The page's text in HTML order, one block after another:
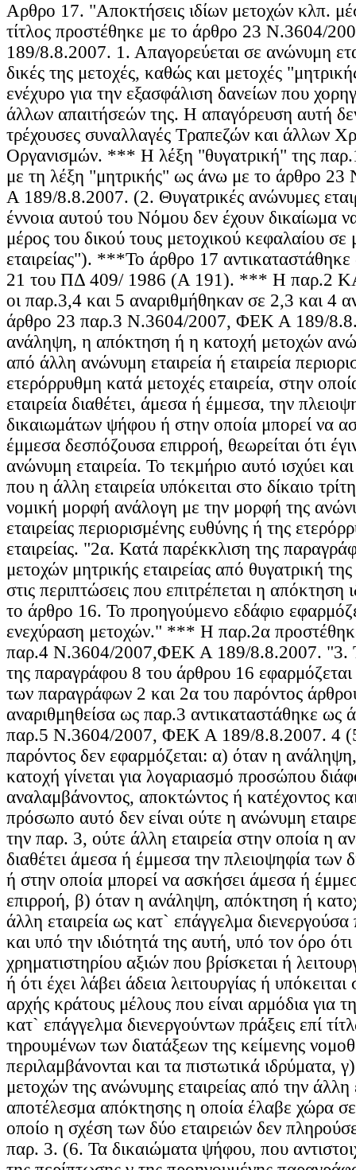
Αρθρο 17. "Αποκτήσεις ιδίων μετοχών κλπ.
τίτλος προστέθηκε με το άρθρο 23 Ν.3604/
189/8.8.2007. 1. Απαγορεύεται σε ανώνυμη
δικές της μετοχές, καθώς και μετοχές
ενέχυρο για την εξασφάλιση δανείων που
άλλων απαιτήσεών της. Η απαγόρευση αυτή δεν
τρέχουσες συναλλαγές Τραπεζών και άλλων
Οργανισμών. *** Η λέξη "θυγατρική" της
με τη λέξη "μητρικής" ως άνω με το άρθρο
Α 189/8.8.2007. (2. Θυγατρικές ανώνυμες
έννοια αυτού του Νόμου δεν έχουν δικαίωμα
μέρος του δικού τους μετοχικού κεφαλαίου σε
εταιρείας"). ***Το άρθρο 17
21 του ΠΔ 409/ 1986 (Α 191). *** Η παρ.2
οι παρ.3,4 και 5 αναριθμήθηκαν σε 2,3 και 4
άρθρο 23 παρ.3 Ν.3604/2007, ΦΕΚ Α 189/
ανάληψη, η απόκτηση ή η κατοχή μετοχών
από άλλη ανώνυμη εταιρεία ή εταιρεία
ετερόρρυθμη κατά μετοχές εταιρεία, στην
εταιρεία διαθέτει, άμεσα ή έμμεσα, την
δικαιωμάτων ψήφου ή στην οποία μπορεί να
έμμεσα δεσπόζουσα επιρροή, θεωρείται ότι
ανώνυμη εταιρεία. Το τεκμήριο αυτό ισχύει
που η άλλη εταιρεία υπόκειται στο δίκαιο
νομική μορφή ανάλογη με την μορφή της
εταιρείας περιορισμένης ευθύνης ή της
εταιρείας. "2α. Κατά παρέκκλιση της
μετοχών μητρικής εταιρείας από θυγατρική της
στις περιπτώσεις που επιτρέπεται η απόκτηση
το άρθρο 16. Το προηγούμενο εδάφιο
ενεχύραση μετοχών." *** Η παρ.2α
παρ.4 Ν.3604/2007,ΦΕΚ Α 189/8.8.2007. "3.
της παραγράφου 8 του άρθρου 16 εφαρμόζεται
των παραγράφων 2 και 2α του παρόντος
αναριθμηθείσα ως παρ.3 αντικαταστάθηκε ως
παρ.5 Ν.3604/2007, ΦΕΚ Α 189/8.8.2007. 4
παρόντος δεν εφαρμόζεται: α) όταν η
κατοχή γίνεται για λογαριασμό προσώπου
αναλαμβάνοντος, αποκτώντος ή κατέχοντος
πρόσωπο αυτό δεν είναι ούτε η ανώνυμη
την παρ. 3, ούτε άλλη εταιρεία στην οποία η
διαθέτει άμεσα ή έμμεσα την πλειοψηφία των
ή στην οποία μπορεί να ασκήσει άμεσα ή
επιρροή, β) όταν η ανάληψη, απόκτηση ή
άλλη εταιρεία ως κατ` επάγγελμα διενεργούσα
και υπό την ιδιότητά της αυτή, υπό τον όρο ότι
χρηματιστηρίου αξιών που βρίσκεται ή
ή ότι έχει λάβει άδεια λειτουργίας ή
αρχής κράτους μέλους που είναι αρμόδια για
κατ` επάγγελμα διενεργούντων πράξεις επί
τηρουμένων των διατάξεων της κείμενης
περιλαμβάνονται και τα πιστωτικά ιδρύματα,
μετοχών της ανώνυμης εταιρείας από την άλλη
αποτέλεσμα απόκτησης η οποία έλαβε χώρα
οποίο η σχέση των δύο εταιρειών δεν
παρ. 3. (6. Τα δικαιώματα ψήφου, που